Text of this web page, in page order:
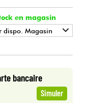
en magasin
dispo. Magasin
bancaire
Simuler